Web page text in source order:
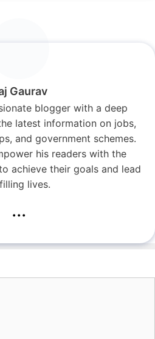
Gaurav
blogger with a deep
latest information on jobs,
and government schemes.
his readers with the
achieve their goals and lead
lives.
...